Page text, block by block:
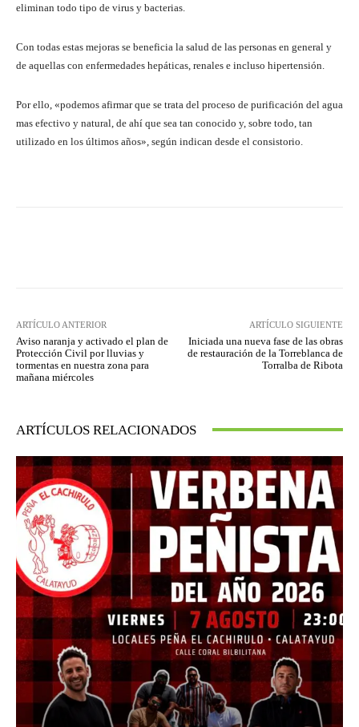
eliminan todo tipo de virus y bacterias.
Con todas estas mejoras se beneficia la salud de las personas en general y
de aquellas con enfermedades hepáticas, renales e incluso hipertensión.
Por ello, «podemos afirmar que se trata del proceso de purificación del agua
mas efectivo y natural, de ahí que sea tan conocido y, sobre todo, tan
utilizado en los últimos años», según indican desde el consistorio.
ARTÍCULO ANTERIOR
Aviso naranja y activado el plan de
Protección Civil por lluvias y
tormentas en nuestra zona para
mañana miércoles
ARTÍCULO SIGUIENTE
Iniciada una nueva fase de las obras
de restauración de la Torreblanca de
Torralba de Ribota
ARTÍCULOS RELACIONADOS